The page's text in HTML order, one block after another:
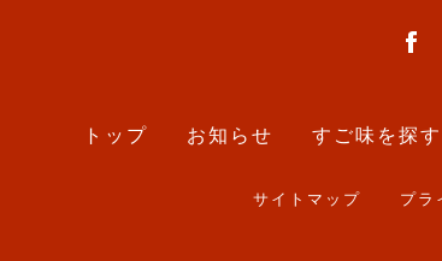
トップ お知らせ すご味を探す
サイトマップ プラ